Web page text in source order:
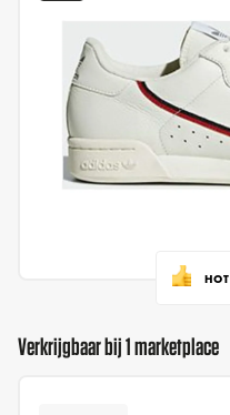
HOT
Verkrijgbaar bij 1 marketplace